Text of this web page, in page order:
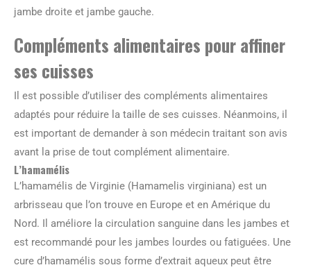
jambe droite et jambe gauche.
Compléments alimentaires pour affiner
ses cuisses
Il est possible d’utiliser des compléments alimentaires
adaptés pour réduire la taille de ses cuisses. Néanmoins, il
est important de demander à son médecin traitant son avis
avant la prise de tout complément alimentaire.
L’hamamélis
L’hamamélis de Virginie (Hamamelis virginiana) est un
arbrisseau que l’on trouve en Europe et en Amérique du
Nord. Il améliore la circulation sanguine dans les jambes et
est recommandé pour les jambes lourdes ou fatiguées. Une
cure d’hamamélis sous forme d’extrait aqueux peut être